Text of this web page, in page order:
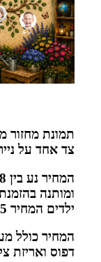
צד אחד על
ילדים המחיר 15 שח)
המחיר כולל
דפוס ואריזת